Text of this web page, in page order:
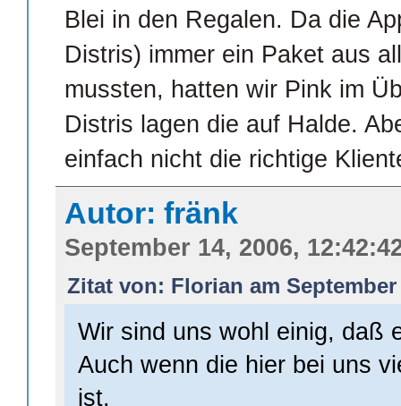
Blei in den Regalen. Da die
Distris) immer ein Paket aus
mussten, hatten wir Pink im
Distris lagen die auf Halde.
einfach nicht die richtige
Autor: fränk
September 14, 2006,
Zitat von: Florian am September
Wir sind uns wohl einig, daß
Auch wenn die hier bei uns
ist.